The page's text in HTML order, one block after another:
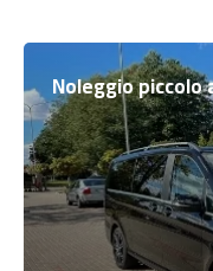
Noleggio piccolo